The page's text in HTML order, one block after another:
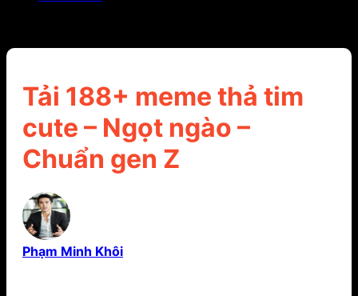
Tải 188+ meme thả tim
cute – Ngọt ngào –
Chuẩn gen Z
Phạm Minh Khôi